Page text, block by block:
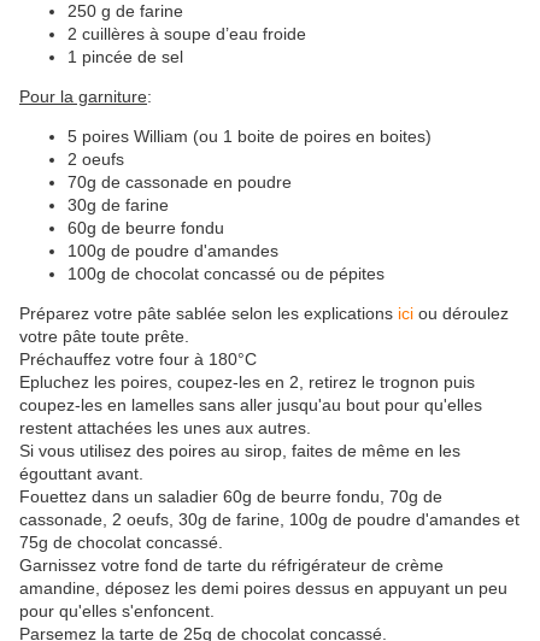
250 g de farine
2 cuillères à soupe d’eau froide
1 pincée de sel
Pour la garniture:
5 poires William (ou 1 boite de poires en boites)
2 oeufs
70g de cassonade en poudre
30g de farine
60g de beurre fondu
100g de poudre d'amandes
100g de chocolat concassé ou de pépites
Préparez votre pâte sablée selon les explications ici ou déroulez
votre pâte toute prête.
Préchauffez votre four à 180°C
Epluchez les poires, coupez-les en 2, retirez le trognon puis
coupez-les en lamelles sans aller jusqu'au bout pour qu'elles
restent attachées les unes aux autres.
Si vous utilisez des poires au sirop, faites de même en les
égouttant avant.
Fouettez dans un saladier 60g de beurre fondu, 70g de
cassonade, 2 oeufs, 30g de farine, 100g de poudre d'amandes et
75g de chocolat concassé.
Garnissez votre fond de tarte du réfrigérateur de crème
amandine, déposez les demi poires dessus en appuyant un peu
pour qu'elles s'enfoncent.
Parsemez la tarte de 25g de chocolat concassé.